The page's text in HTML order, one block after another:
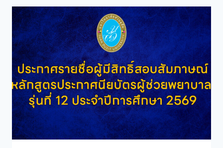
ผ่าน
การ
คัด
เลือก
และ
มี
สิทธิ์
เข้า
ศึกษา
ใน
ระดับ
บัณฑิต
ศึกษา
หลักสูตร